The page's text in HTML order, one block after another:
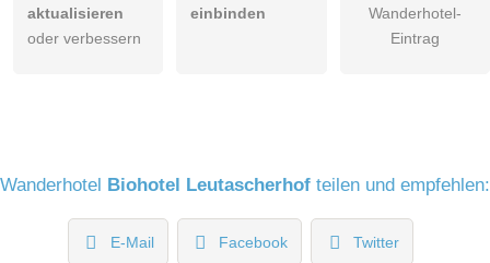
aktualisieren
oder verbessern
einbinden
Wanderhotel-
Eintrag
Wanderhotel Biohotel Leutascherhof teilen und empfehlen:
E-Mail Facebook Twitter